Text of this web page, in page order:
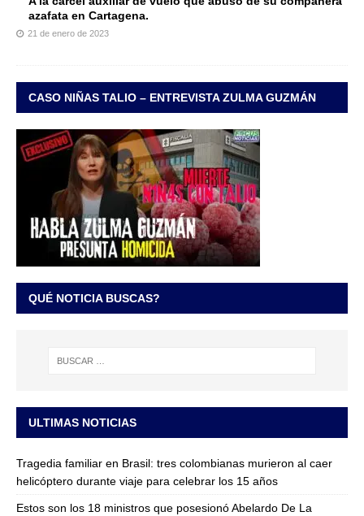
azafata en Cartagena.
21 de enero de 2023
CASO NIÑAS TALIO – ENTREVISTA ZULMA GUZMÁN
QUÉ NOTICIA BUSCAS?
ULTIMAS NOTICIAS
Tragedia familiar en Brasil: tres colombianas murieron al caer
helicóptero durante viaje para celebrar los 15 años
Estos son los 18 ministros que posesionó Abelardo De La